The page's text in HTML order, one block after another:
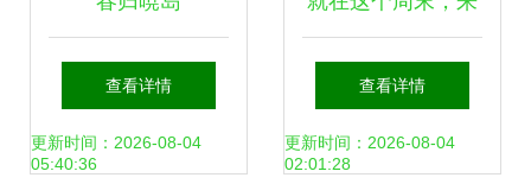
查看详情
更新时间：2026-08-04
05:40:36
玩呀——天玩科技
邀你共度欢乐时光
查看详情
更新时间：2026-08-04
02:01:28